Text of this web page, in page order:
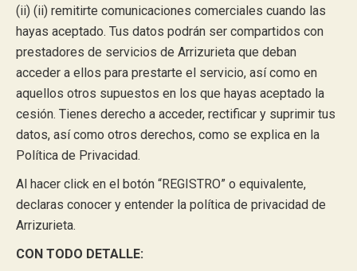
(ii) (ii) remitirte comunicaciones comerciales cuando las
hayas aceptado. Tus datos podrán ser compartidos con
prestadores de servicios de Arrizurieta que deban
acceder a ellos para prestarte el servicio, así como en
aquellos otros supuestos en los que hayas aceptado la
cesión. Tienes derecho a acceder, rectificar y suprimir tus
datos, así como otros derechos, como se explica en la
Política de Privacidad.
Al hacer click en el botón “REGISTRO” o equivalente,
declaras conocer y entender la política de privacidad de
Arrizurieta.
CON TODO DETALLE: